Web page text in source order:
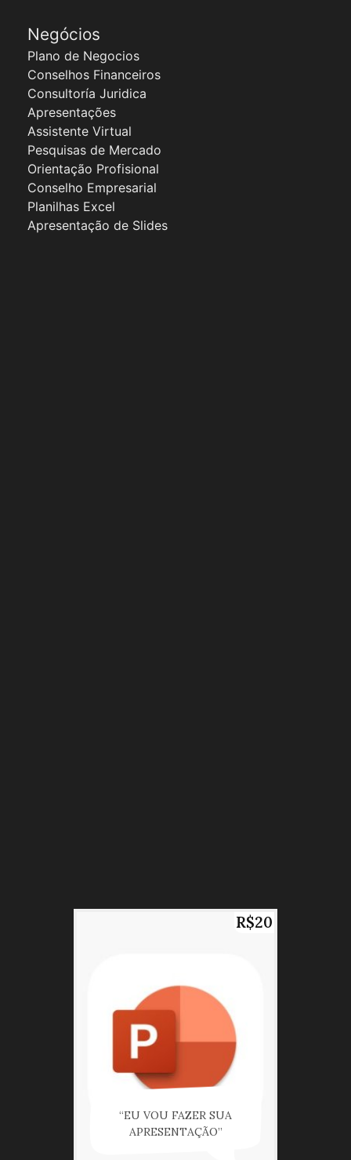
Negócios
Plano de Negocios
Conselhos Financeiros
Consultoría Juridica
Apresentações
Assistente Virtual
Pesquisas de Mercado
Orientação Profisional
Conselho Empresarial
Planilhas Excel
Apresentação de Slides
R$20
“EU VOU FAZER SUA
APRESENTAÇÃO”